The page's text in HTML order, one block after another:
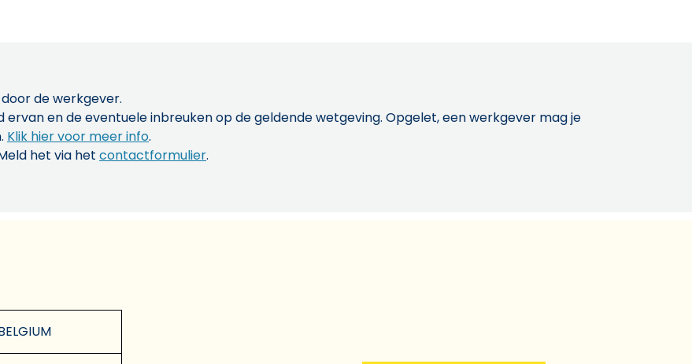
de werkgever.
en de eventuele inbreuken op de geldende wetgeving. Opgelet, een werkgever mag je
Klik hier voor meer info.
het via het contactformulier.